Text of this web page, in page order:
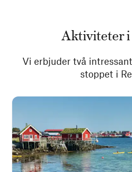
Aktiviteter i
Vi erbjuder två
stoppet i